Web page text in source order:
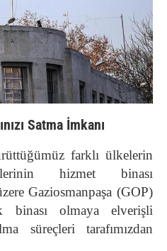
Satma İmkanı
farklı ülkelerin
hizmet binası
Gaziosmanpaşa (GOP)
binası olmaya elverişli
süreçleri tarafımızdan